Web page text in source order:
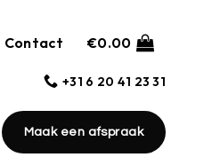
Contact €0.00
+31 6 20 41 23 31
Maak een afspraak